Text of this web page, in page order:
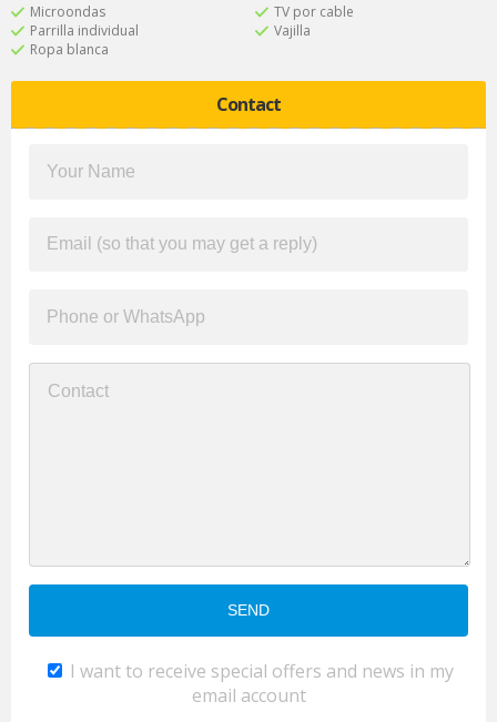
Microondas
Parrilla individual
Ropa blanca
TV por cable
Vajilla
Contact
I want to receive special offers and news in my
email account